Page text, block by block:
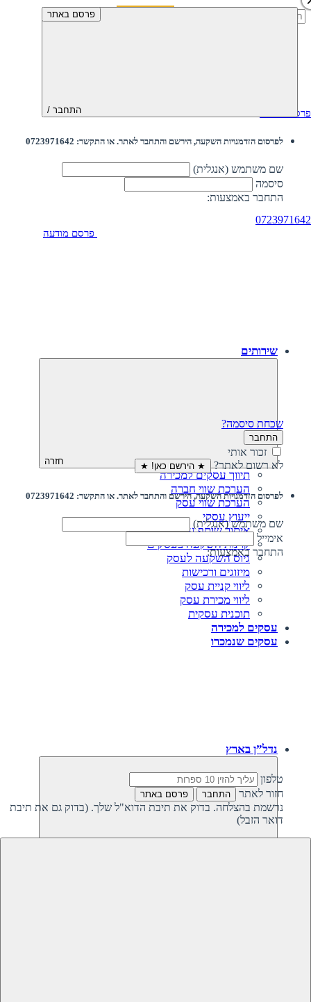
חיפוש:
0723971642
פרסם מודעה התחבר /
לפרסום הזדמנויות השקעה, הירשם והתחבר לאתר. או התקשר: 0723971642
שם משתמש (אנגלית)
סיסמה
התחבר באמצעות:
שכחת סיסמה?
התחבר
זכור אותי
לא רשום לאתר? ★ הירשם כאן! ★
פרסם באתר
לפרסום הזדמנויות השקעה, הירשם והתחבר לאתר. או התקשר: 0723971642
שם משתמש (אנגלית)
אימייל
התחבר באמצעות:
טלפון
חזור לאתר
התחבר פרסם באתר
נרשמת בהצלחה. בדוק את תיבת הדוא"ל שלך. (בדוק גם את תיבת
דואר הזבל)
פרסם מודעה
שירותים
חזרה
תיווך עסקים למכירה
הערכת שווי חברה
הערכת שווי עסק
ייעוץ עסקי
איתור שותף עסקי
קרנות השקעה בעסקים
גיוס השקעה לעסק‎‎
מיזוגים ורכישות
ליווי קניית עסק
ליווי מכירת עסק
תוכנית עסקית
עסקים למכירה
עסקים שנמכרו
נדל”ן בארץ